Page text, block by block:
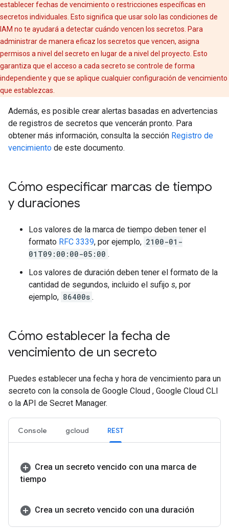
establecer fechas de vencimiento o restricciones específicas en
secretos individuales. Esto significa que usar solo las condiciones de
IAM no te ayudará a detectar cuándo vencen los secretos. Para
administrar de manera eficaz los secretos que vencen, asigna
permisos a nivel del secreto en lugar de a nivel del proyecto. Esto
garantiza que el acceso a cada secreto se controle de forma
independiente y que se aplique cualquier configuración de vencimiento
que establezcas.
Además, es posible crear alertas basadas en advertencias
de registros de secretos que vencerán pronto. Para
obtener más información, consulta la sección Registro de
vencimiento de este documento.
Cómo especificar marcas de tiempo
y duraciones
Los valores de la marca de tiempo deben tener el
formato RFC 3339, por ejemplo, 2100-01-
01T09:00:00-05:00 .
Los valores de duración deben tener el formato de la
cantidad de segundos, incluido el sufijo s, por
ejemplo, 86400s .
Cómo establecer la fecha de
vencimiento de un secreto
Puedes establecer una fecha y hora de vencimiento para un
secreto con la consola de Google Cloud , Google Cloud CLI
o la API de Secret Manager.
Console gcloud REST
Crea un secreto vencido con una marca de
tiempo
Crea un secreto vencido con una duración